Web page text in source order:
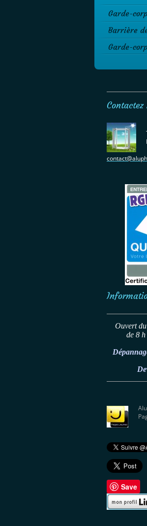
Garde-
Barrière
Garde-
Contactez
Ouvert
de 8
Save